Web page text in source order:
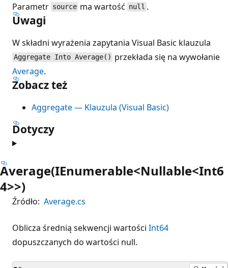
Parametr source ma wartość null .
Uwagi
W składni wyrażenia zapytania Visual Basic klauzula
Aggregate Into Average() przekłada się na wywołanie
Average.
Zobacz też
Aggregate — Klauzula (Visual Basic)
Dotyczy
Average(IEnumerable<Nullable<Int6
4>>)
Źródło: Average.cs
Oblicza średnią sekwencji wartości Int64
dopuszczanych do wartości null.